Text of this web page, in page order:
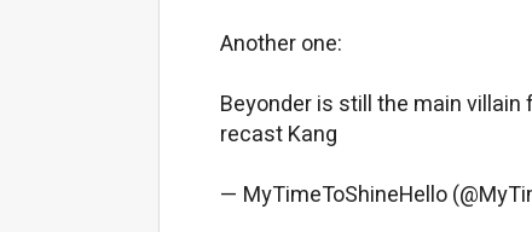
Another one:
Beyonder is still the main
recast Kang
— MyTimeToShineHello